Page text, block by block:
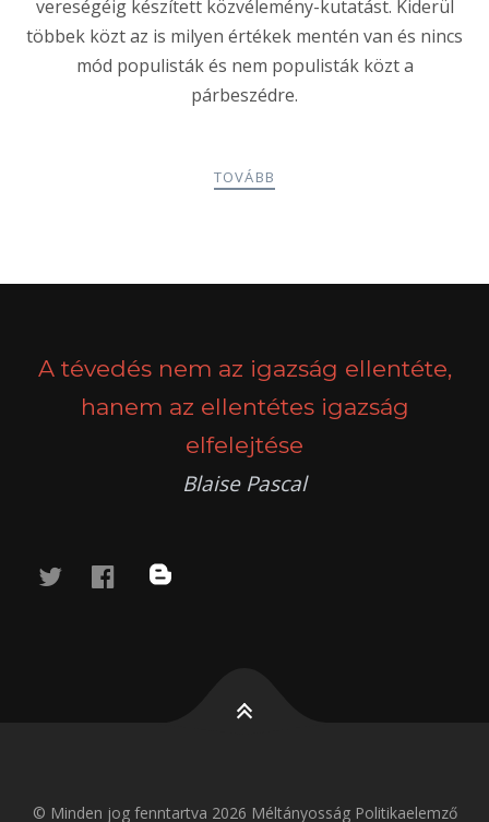
vereségéig készített közvélemény-kutatást. Kiderül
többek közt az is milyen értékek mentén van és nincs
mód populisták és nem populisták közt a
párbeszédre.
TOVÁBB
A tévedés nem az igazság ellentéte,
hanem az ellentétes igazság
elfelejtése
Blaise Pascal
twitterfacebook
blog
© Minden jog fenntartva 2026 Méltányosság Politikaelemző